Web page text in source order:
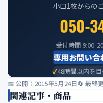
小口1枚からの
050-
受付時間 9:00-
専用お問い
48時間以内を
📅 公開：2015年5月24日🔄 最終
関連記事・商品